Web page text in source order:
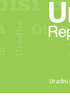
Uradni